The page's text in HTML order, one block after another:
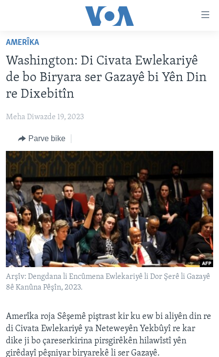
Yekser
naveroka
serekî
Yekser
here
Malpera
Yekser
here
Lêgerînê
DESTPÊK
NÛÇE
VÎDYO GALERÎ
HEVPEYVÎN
HERÊMÊN KURDAN
TIRKÎYE
SÛRÎYE
ÎRAQ
ÎRAN
ROJHILATA NAVÎN
CÎHAN
ÇAND Û HUNER
SERNIVÎS
SORANÎ
Learning English
FOLLOW US
AMERÎKA
Washington: Di Civata Ewlekariyê
de bo Biryara ser Gazayê bi Yên Din
re Dixebitîn
Meha Diwazde 19, 2023
Parve bike
Arşîv: Dengdana li Encûmena Ewlekariyê li Dor Şerê li Gazayê
8ê Kanûna Pêşîn, 2023.
Amerîka roja Sêşemê piştrast kir ku ew bi aliyên din re
di Civata Ewlekariyê ya Neteweyên Yekbûyî re kar
dike ji bo çareserkirina pirsgirêkên hilawîstî yên
girêdayî pêşniyar biryarekê li ser Gazayê.